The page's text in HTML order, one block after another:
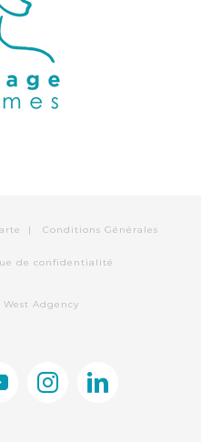
| Conditions Générales
de confidentialité
West Adgency
youtubeinstagramlinkedin